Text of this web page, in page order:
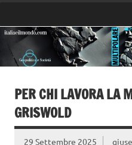
PER CHI LAVORA LA
GRISWOLD
29 Settembre 2025